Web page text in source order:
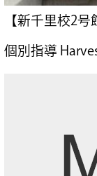
【新千里校2号
個別指導